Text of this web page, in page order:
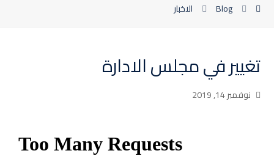
Blog الاخبار
تغيير في مجلس الادارة
نوفمبر 14, 2019